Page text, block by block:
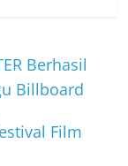
Berhasil
Billboard
Film